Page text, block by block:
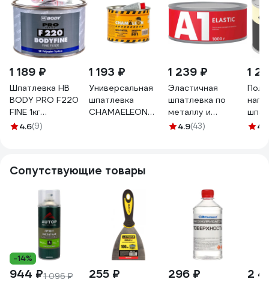
1 189 ₽
Шпатлевка HB
BODY PRO F220
FINE 1кг
2200100001
4.6(9)
1 193 ₽
Универсальная
шпатлевка
CHAMAELEON
1 239 ₽
Эластичная
шпатлевка по
металлу и
пластику А1
4.9(43)
1
4.9
Сопутствующие товары
-14%
944 ₽1 096 ₽ 255 ₽ 296 ₽ 2